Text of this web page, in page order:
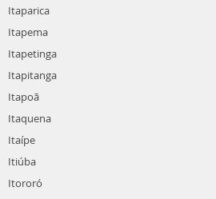
Itaparica
Itapema
Itapetinga
Itapitanga
Itapoã
Itaquena
Itaípe
Itiúba
Itororó